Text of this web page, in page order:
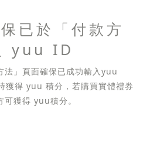
已於「付款方
yuu ID
法」頁面確保已成功輸入yuu
獲得 yuu 積分，若購買實體禮券
獲得 yuu積分。